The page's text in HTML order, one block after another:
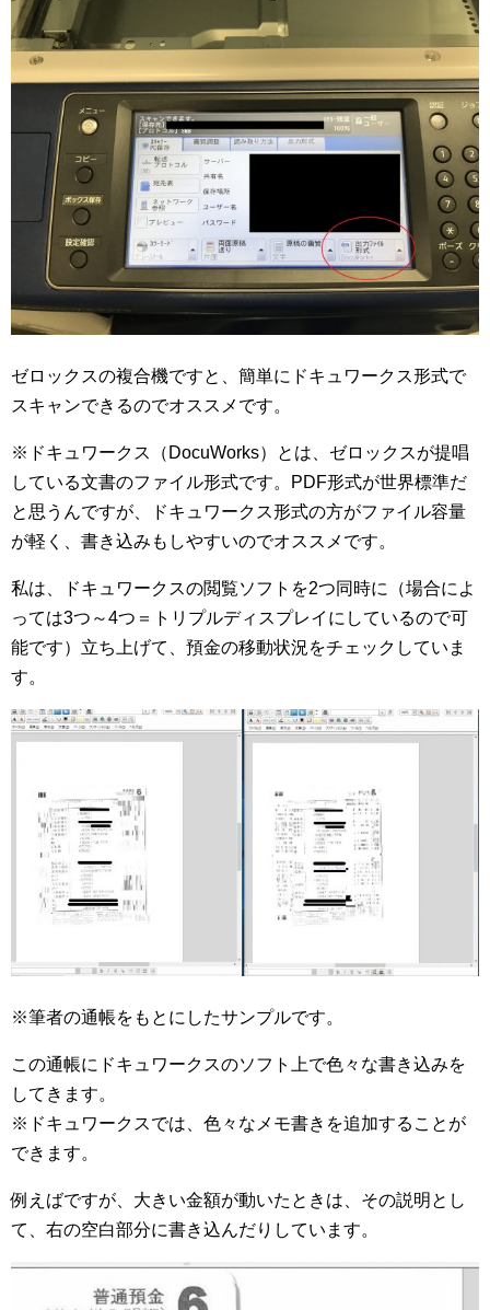
ゼロックスの複合機ですと、簡単にドキュワークス形式で
スキャンできるのでオススメです。
※ドキュワークス（DocuWorks）とは、ゼロックスが提唱
している文書のファイル形式です。PDF形式が世界標準だ
と思うんですが、ドキュワークス形式の方がファイル容量
が軽く、書き込みもしやすいのでオススメです。
私は、ドキュワークスの閲覧ソフトを2つ同時に（場合によ
っては3つ～4つ＝トリプルディスプレイにしているので可
能です）立ち上げて、預金の移動状況をチェックしていま
す。
※筆者の通帳をもとにしたサンプルです。
この通帳にドキュワークスのソフト上で色々な書き込みを
してきます。
※ドキュワークスでは、色々なメモ書きを追加することが
できます。
例えばですが、大きい金額が動いたときは、その説明とし
て、右の空白部分に書き込んだりしています。